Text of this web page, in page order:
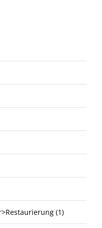
(1)